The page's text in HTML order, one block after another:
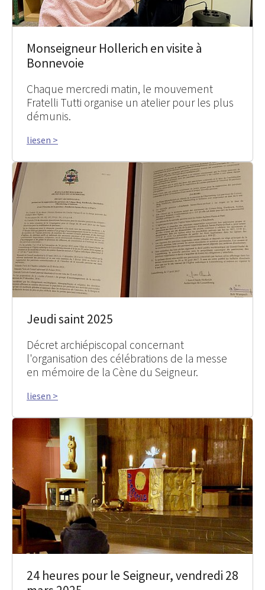
Monseigneur Hollerich en visite à
Bonnevoie
Chaque mercredi matin, le mouvement
Fratelli Tutti organise un atelier pour les plus
démunis.
liesen >
Jeudi saint 2025
Décret archiépiscopal concernant
l'organisation des célébrations de la messe
en mémoire de la Cène du Seigneur.
liesen >
24 heures pour le Seigneur, vendredi 28